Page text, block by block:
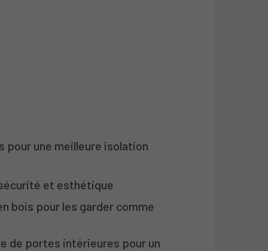
pour une meilleure isolation
et esthétique
bois pour les garder comme
de portes intérieures pour un